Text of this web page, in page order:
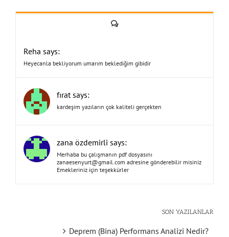
Yorum
Reha says:
Heyecanla bekliyorum umarım beklediğim gibidir
fırat says:
kardeşim yazıların çok kaliteli gerçekten
zana özdemirli says:
Merhaba bu çalışmanın pdf dosyasını
zanaesenyurt@gmail.com adresine gönderebilir misiniz
Emekleriniz için teşekkürler
SON YAZILANLAR
Deprem (Bina) Performans Analizi Nedir?